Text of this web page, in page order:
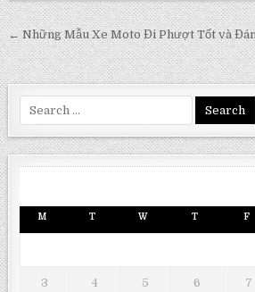
Post
navigation
← Những Mẫu Xe Moto Đi Phượt Tốt và
for:
M T W T F
3 4 5 6 7